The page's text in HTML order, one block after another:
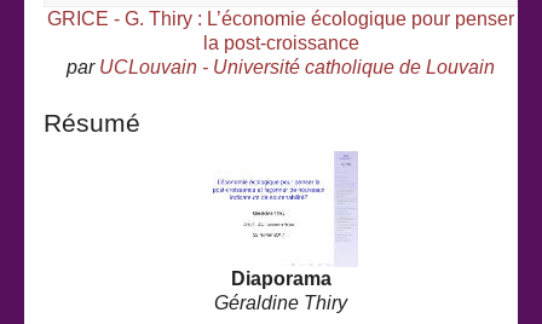
GRICE - G. Thiry : L’économie écologique pour penser
la post-croissance
par UCLouvain - Université catholique de Louvain
Résumé
Diaporama
Géraldine Thiry